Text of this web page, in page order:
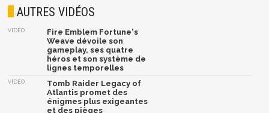
AUTRES VIDÉOS
VIDÉO
Fire Emblem Fortune's
Weave dévoile son
gameplay, ses quatre
héros et son système de
lignes temporelles
VIDÉO
Tomb Raider Legacy of
Atlantis promet des
énigmes plus exigeantes
et des pièges